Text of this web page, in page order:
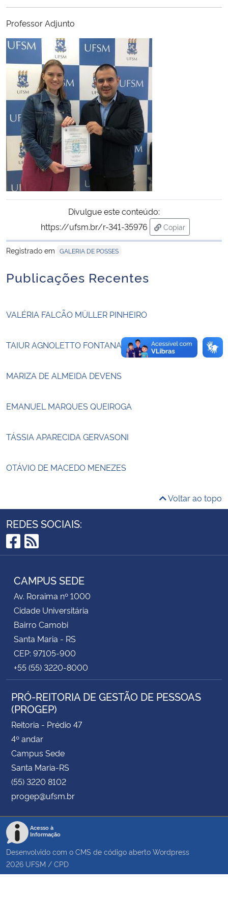
Ministério da Cidadania
Ministério de Minas e Energia
Ministério da Ciência, Tecnologia, Inovações e Comunicações
Ministério do Meio Ambiente
Ministério do Turismo
Ministério do Desenvolvimento Regional
Controladoria-Geral da União
Ministério da Mulher, da Família e dos Direitos Humanos
Secretaria-Geral
Secretaria de Governo
Professor Adjunto
Divulgue este conteúdo:
https://ufsm.br/r-341-35976
Copiar
para área de
Registrado em GALERIA DE POSSES
Publicações Recentes
VALÉRIA FALCÃO MÜLLER PINHEIRO
TAIUR AGNOLETTO FONTANA
MARIZA DE ALMEIDA DEVENS
EMANUEL MARQUES QUEIROGA
TÁSSIA APARECIDA GERVASONI
OTÁVIO DE MACEDO MENEZES
Voltar ao topo
REDES SOCIAIS:
Facebook
RSS
CAMPUS SEDE
Av. Roraima nº 1000
Cidade Universitária
Bairro Camobi
Santa Maria - RS
CEP: 97105-900
+55 (55) 3220-8000
PRÓ-REITORIA DE GESTÃO DE PESSOAS
(PROGEP)
Reitoria - Prédio 47
4º andar
Campus Sede
Santa Maria-RS
(55) 3220 8102
progep@ufsm.br
Acesso à
Informação
Desenvolvido com o CMS de código aberto Wordpress
2026 UFSM / CPD